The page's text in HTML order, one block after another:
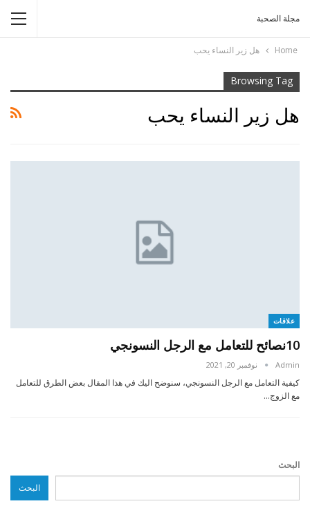
مجلة الصحبة
Home هل زير النساء يحب
Browsing Tag
هل زير النساء يحب
علاقات
10نصائح للتعامل مع الرجل النسونجي
Admin نوفمبر 20, 2021
كيفية التعامل مع الرجل النسونجي، سنوضح اليك في هذا المقال بعض الطرق للتعامل
مع الزوج…
البحث
البحث